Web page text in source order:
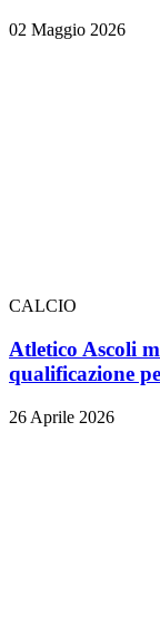
02 Maggio 2026
CALCIO
Atletico Ascoli
qualificazione
26 Aprile 2026